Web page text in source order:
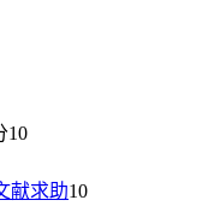
10
献求助10